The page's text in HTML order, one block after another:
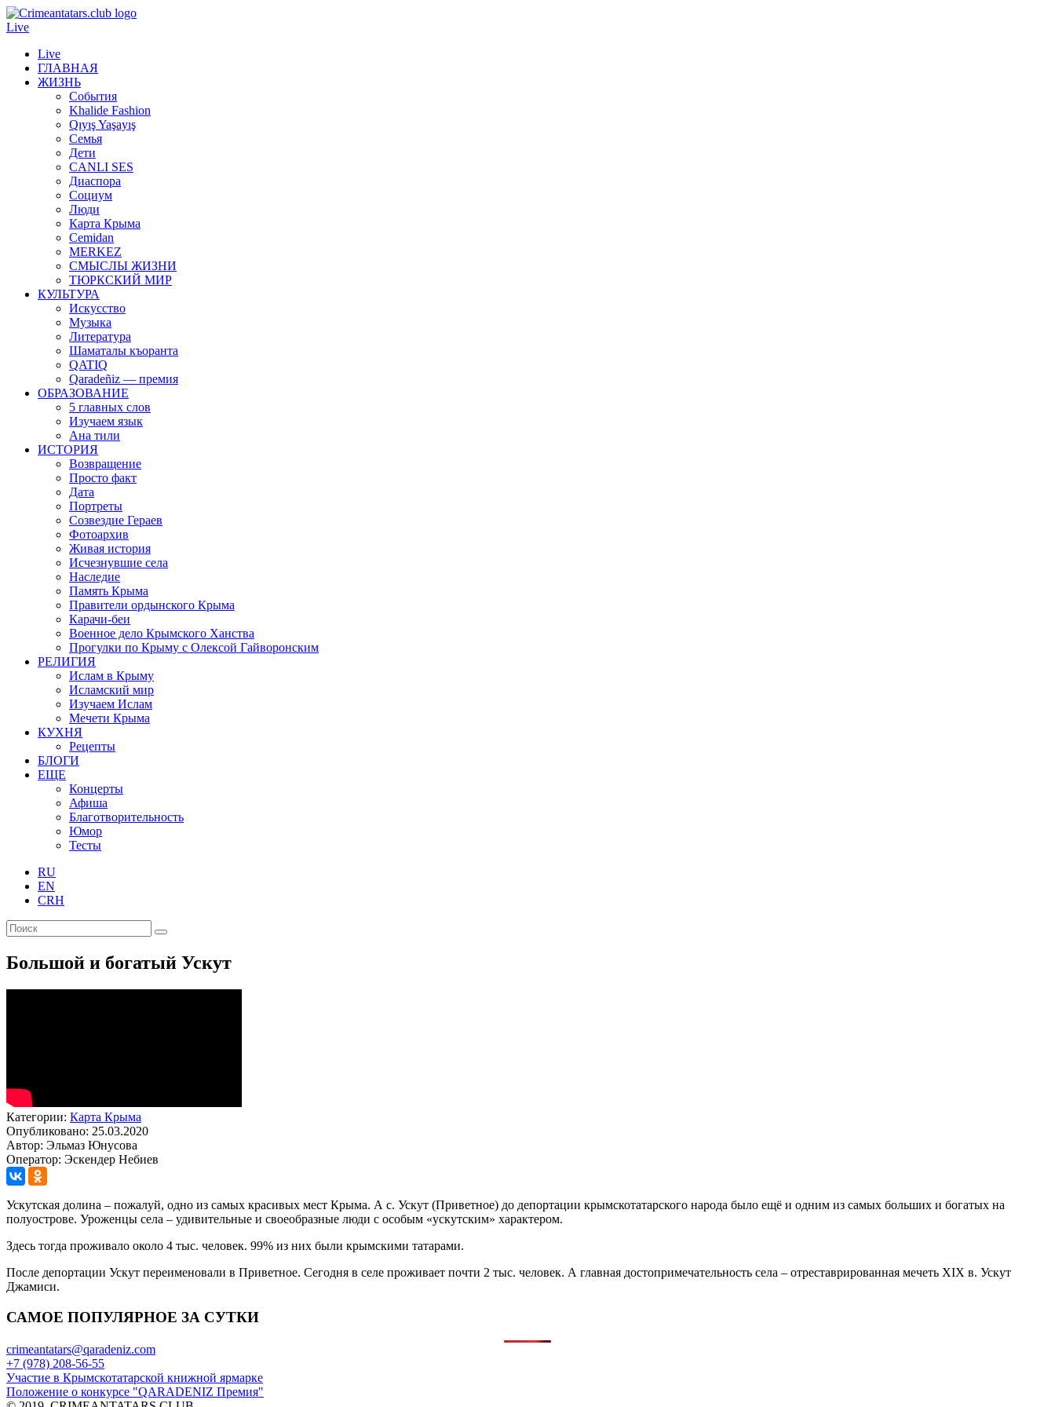
Live
Live
ГЛАВНАЯ
ЖИЗНЬ
События
Khalide Fashion
Qıyış Yaşayış
Семья
Дети
CANLI SES
Диаспора
Социум
Люди
Карта Крыма
Cemidan
МERKEZ
СМЫСЛЫ ЖИЗНИ
ТЮРКСКИЙ МИР
КУЛЬТУРА
Искусство
Музыка
Литература
Шаматалы къоранта
QATIQ
Qaradeñiz — премия
ОБРАЗОВАНИЕ
5 главных слов
Изучаем язык
Ана тили
ИСТОРИЯ
Возвращение
Просто факт
Дата
Портреты
Созвездие Гераев
Фотоархив
Живая история
Исчезнувшие села
Наследие
Память Крыма
Правители ордынского Крыма
Карачи-беи
Военное дело Крымского Ханства
Прогулки по Крыму с Олексой Гайворонским
РЕЛИГИЯ
Ислам в Крыму
Исламский мир
Изучаем Ислам
Мечети Крыма
КУХНЯ
Рецепты
БЛОГИ
ЕЩЕ
Концерты
Афиша
Благотворительность
Юмор
Тесты
RU
EN
CRH
Большой и богатый Ускут
Категории: Карта Крыма
Опубликовано: 25.03.2020
Автор: Эльмаз Юнусова
Оператор: Эскендер Небиев
Ускутская долина – пожалуй, одно из самых красивых мест Крыма. А с. Ускут (Приветное) до депортации крымскотатарского народа было ещё и одним из самых больших и богатых на
полуострове. Уроженцы села – удивительные и своеобразные люди с особым «ускутским» характером.
Здесь тогда проживало около 4 тыс. человек. 99% из них были крымскими татарами.
После депортации Ускут переименовали в Приветное. Сегодня в селе проживает почти 2 тыс. человек. А главная достопримечательность села – отреставрированная мечеть XIX в. Ускут
Джамиси.
САМОЕ ПОПУЛЯРНОЕ ЗА СУТКИ
crimeantatars@qaradeniz.com
+7 (978) 208-56-55
Участие в Крымскотатарской книжной ярмарке
Положение о конкурсе "QARADENIZ Премия"